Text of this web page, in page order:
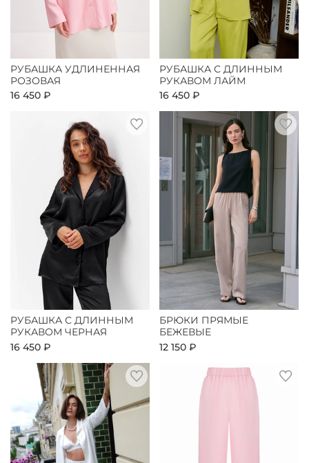
РУБАШКА УДЛИНЕННАЯ
РОЗОВАЯ
16 450 ₽
РУБАШКА С ДЛИННЫМ
РУКАВОМ ЛАЙМ
16 450 ₽
РУБАШКА С ДЛИННЫМ
РУКАВОМ ЧЕРНАЯ
16 450 ₽
БРЮКИ ПРЯМЫЕ
БЕЖЕВЫЕ
12 150 ₽